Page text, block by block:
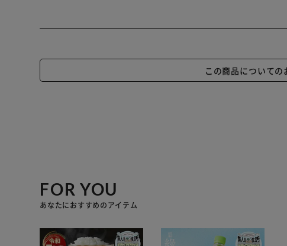
この商品についての
FOR YOU
あなたにおすすめのアイテム